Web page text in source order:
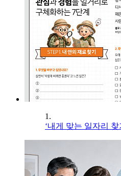
1.
‘내게 맞는 일자리